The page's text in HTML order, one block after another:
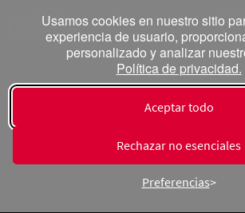
Usamos cookies en nuestro sitio
experiencia de usuario,
personalizado y analizar
Política de privacidad.
Aceptar todo
Rechazar no esenciales
Preferencias